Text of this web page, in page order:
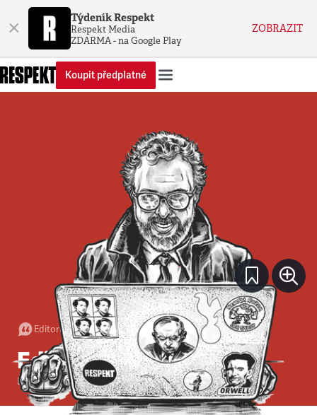
× Týdeník Respekt
Respekt Media
ZDARMA - na Google Play
ZOBRAZIT
Koupit předplatné
Editorial•21. 7. 2013• 3minuty
Editorial: Hlava na talíři
Erik Tabery